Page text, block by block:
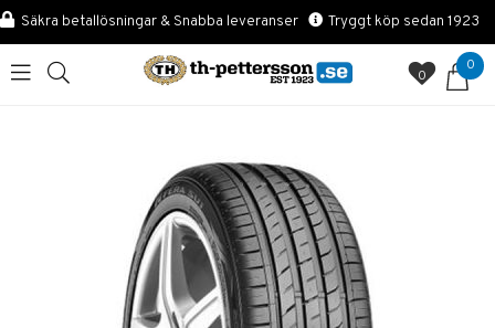
Säkra betallösningar & Snabba leveranser Tryggt köp sedan 1923
0
0